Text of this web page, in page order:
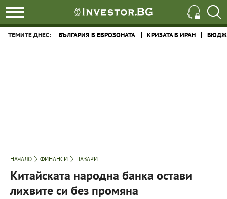
ТЕМИТЕ ДНЕС: БЪЛГАРИЯ В ЕВРОЗОНАТА КРИЗАТА В ИРАН
НАЧАЛО ФИНАНСИ ПАЗАРИ
Китайската народна банка остави
лихвите си без промяна